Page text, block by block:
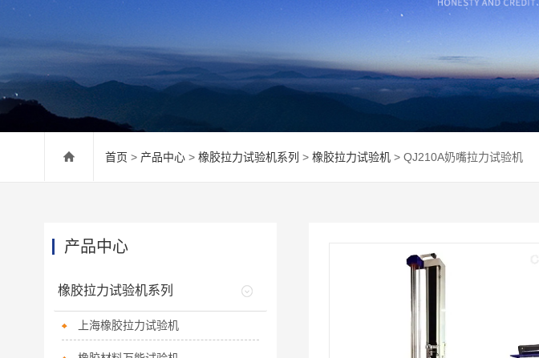
首页 > 产品中心 > 橡胶拉力试验机系列 > 橡胶拉力试验机 > QJ210A奶嘴拉力试验机
产品中心
橡胶拉力试验机系列
上海橡胶拉力试验机